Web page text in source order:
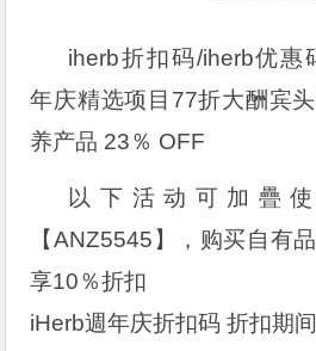
iherb折扣码/iherb优惠
年庆精选项目77折大酬宾
养产品 23％ OFF
以下活动可加疊
【ANZ5545】，购买自有
享10％折扣
iHerb週年庆折扣码 折扣期